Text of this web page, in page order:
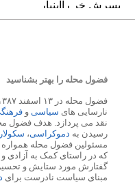
فضول محله را بهتر بشناسید
نارسایی های سیاسی و
نقد می پردازد. هدف فضول
رسیدن به دموکراسی،
مسئولین فضول محله همواره
که در راستای کمک به آزادی
گفتارش مورد ستایش و تحسین
مبنای سیاست نادرست برای